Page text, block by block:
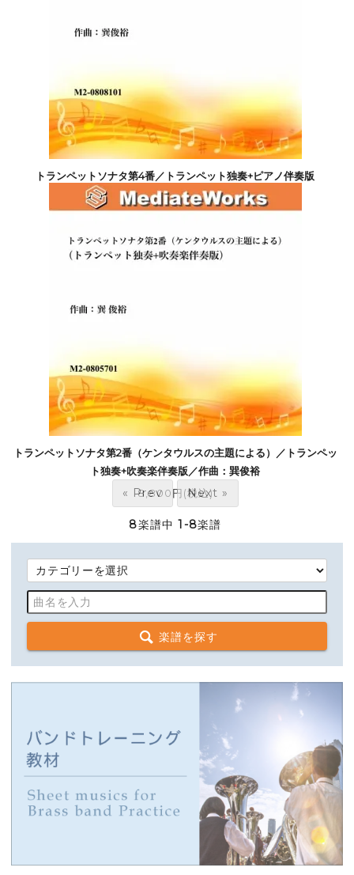
トランペットソナタ第4番／トランペット独奏+ピアノ伴奏版
4,400円(税込)
トランペットソナタ第2番（ケンタウルスの主題による）／トランペッ
ト独奏+吹奏楽伴奏版／作曲：巽俊裕
8,800円(税込)
« Prev Next »
8楽譜中 1-8楽譜
楽譜を探す